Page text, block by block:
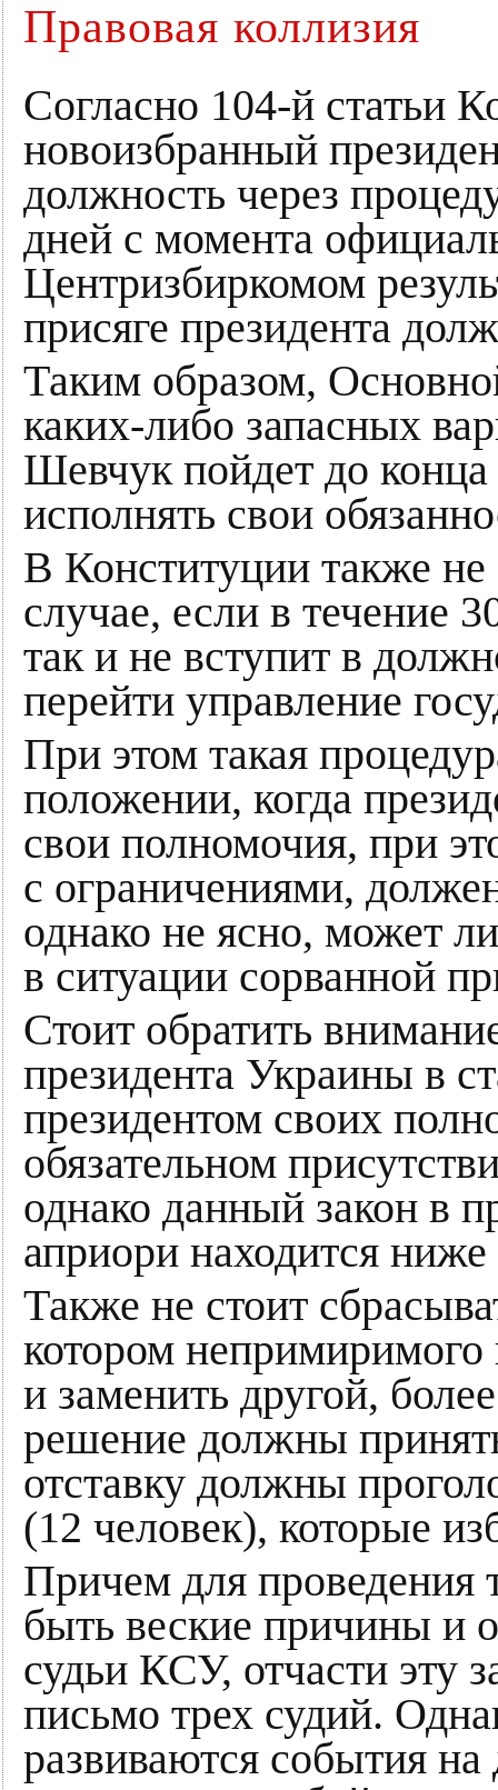
Правовая коллизия
Согласно 104-й статьи
новоизбранный
должность через
дней с момента
Центризбиркомом
присяге президента
Таким образом,
каких-либо запасных
Шевчук пойдет до конца
исполнять свои
В Конституции также не
случае, если в течение
так и не вступит в
перейти управление
При этом такая
положении, когда
свои полномочия, при
с ограничениями,
однако не ясно, может
в ситуации сорванной
Стоит обратить
президента Украины в
президентом своих
обязательном
однако данный закон в
априори находится
Также не стоит
котором
и заменить другой,
решение должны
отставку должны
(12 человек), которые
Причем для проведения
быть веские причины и
судьи КСУ, отчасти эту
письмо трех судий.
развиваются события